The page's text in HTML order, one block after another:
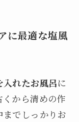
に最適な塩風
れたお風呂に
から清めの作
でしっかりお